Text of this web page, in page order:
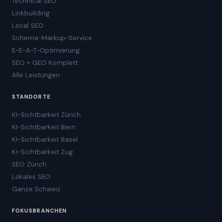
Linkbuilding
Local SEO
Schema-Markup-Service
E-E-A-T-Optimierung
SEO + GEO Komplett
Alle Leistungen
STANDORTE
KI-Sichtbarkeit Zürich
KI-Sichtbarkeit Bern
KI-Sichtbarkeit Basel
KI-Sichtbarkeit Zug
SEO Zürich
Lokales SEO
Ganze Schweiz
FOKUSBRANCHEN